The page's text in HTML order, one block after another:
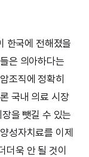
한국에 전해졌을
은 의아하다는
조직에 정확히
국내 의료 시장
을 뺏길 수 있는
성자치료를 이제
더욱 안 될 것이